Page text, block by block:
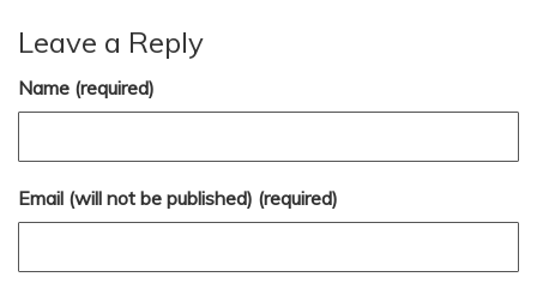
Leave a Reply
Name (required)
Email (will not be published) (required)